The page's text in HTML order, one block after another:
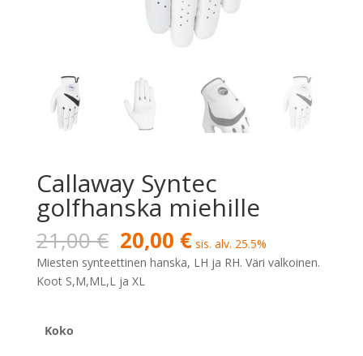
Callaway Syntec
golfhanska miehille
21,00€ Alkuperäinen
hinta
oli:
21,00 €.
20,00 €Nykyinen
hinta
on:
sis. alv. 25.5%
Miesten synteettinen hanska, LH ja RH. Väri valkoinen.
Koot S,M,ML,L ja XL
Koko